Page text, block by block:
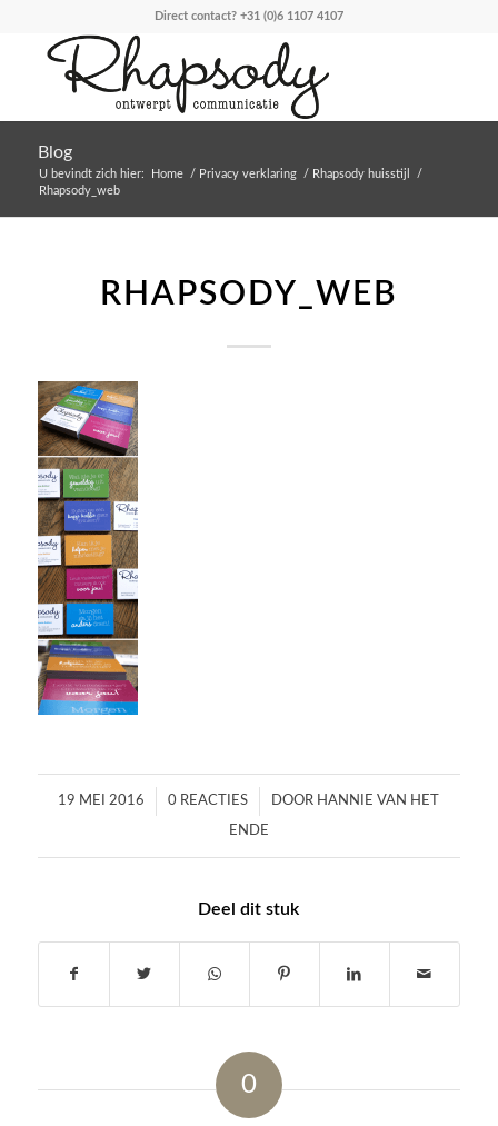
Direct contact? +31 (0)6 1107 4107
Blog
U bevindt zich hier: Home / Privacy verklaring / Rhapsody huisstijl
/
Rhapsody_web
RHAPSODY_WEB
19 MEI 2016
/ 0 REACTIES
/ DOOR HANNIE VAN HET
ENDE
Deel dit stuk
0